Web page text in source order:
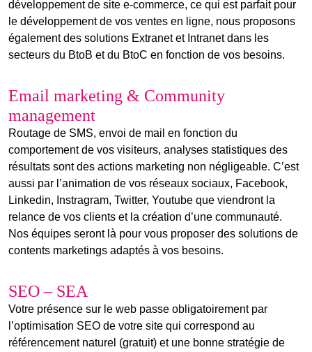
développement de site e-commerce, ce qui est parfait pour
le développement de vos ventes en ligne, nous proposons
également des solutions Extranet et Intranet dans les
secteurs du BtoB et du BtoC en fonction de vos besoins.
Email marketing & Community
management
Routage de SMS, envoi de mail en fonction du
comportement de vos visiteurs, analyses statistiques des
résultats sont des actions marketing non négligeable. C’est
aussi par l’animation de vos réseaux sociaux, Facebook,
Linkedin, Instragram, Twitter, Youtube que viendront la
relance de vos clients et la création d’une communauté.
Nos équipes seront là pour vous proposer des solutions de
contents marketings adaptés à vos besoins.
SEO – SEA
Votre présence sur le web passe obligatoirement par
l’optimisation SEO de votre site qui correspond au
référencement naturel (gratuit) et une bonne stratégie de